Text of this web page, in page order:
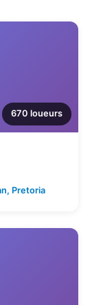
670 loueurs
Pretoria